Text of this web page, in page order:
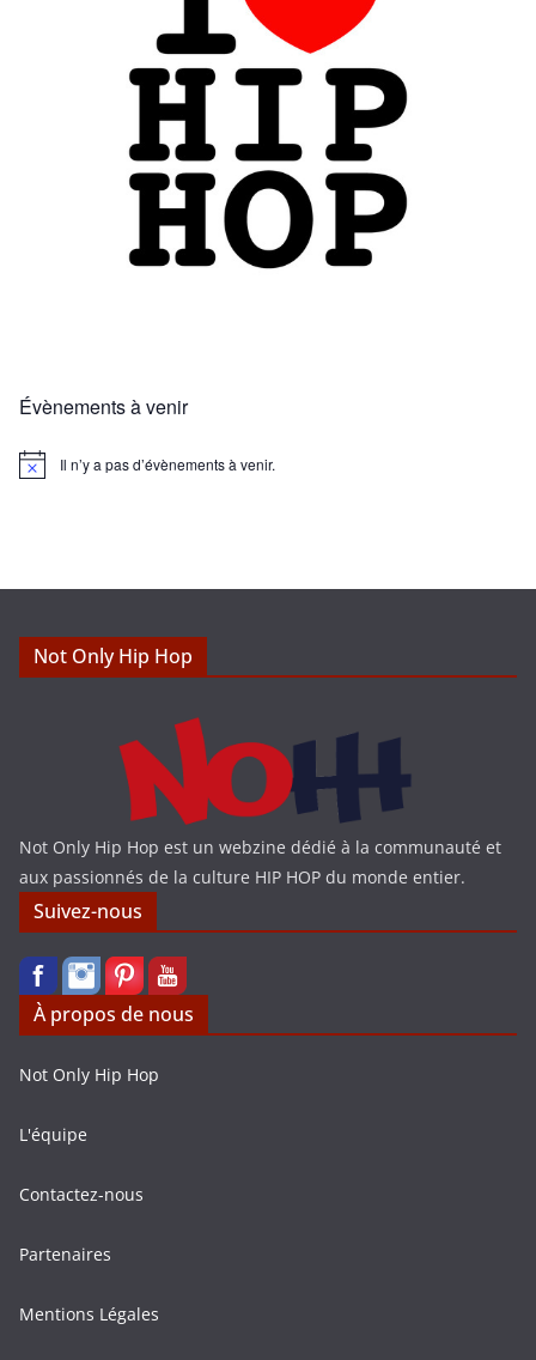
Évènements à venir
N
Il n’y a pas d’évènements à venir.
Not Only Hip Hop
Not Only Hip Hop est un webzine dédié à la communauté et
aux passionnés de la culture HIP HOP du monde entier.
Suivez-nous
À propos de nous
Not Only Hip Hop
L'équipe
Contactez-nous
Partenaires
Mentions Légales